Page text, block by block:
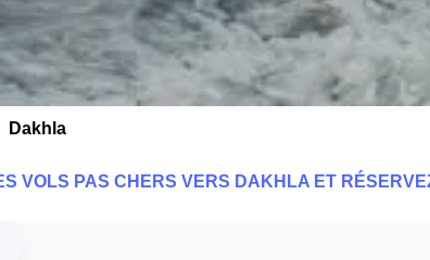
Dakhla
VOLS PAS CHERS VERS DAKHLA ET